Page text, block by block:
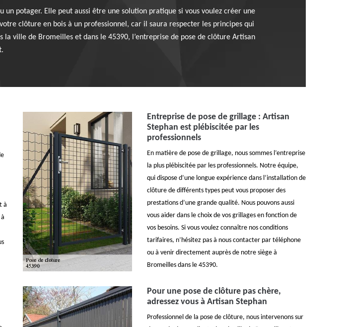
potager. Elle peut aussi être une solution pratique si vous voulez créer une
clôture en bois à un professionnel, car il saura respecter les principes qui
ville de Bromeilles et dans le 45390, l’entreprise de pose de clôture Artisan
à
Entreprise de pose de grillage : Artisan
Stephan est plébiscitée par les
professionnels
En matière de pose de grillage, nous sommes l’entreprise
la plus plébiscitée par les professionnels. Notre équipe,
qui dispose d’une longue expérience dans l’installation de
clôture de différents types peut vous proposer des
prestations d’une grande qualité. Nous pouvons aussi
vous aider dans le choix de vos grillages en fonction de
vos besoins. Si vous voulez connaître nos conditions
tarifaires, n’hésitez pas à nous contacter par téléphone
ou à venir directement auprès de notre siège à
Bromeilles dans le 45390.
Pour une pose de clôture pas chère,
adressez vous à Artisan Stephan
Professionnel de la pose de clôture, nous intervenons sur